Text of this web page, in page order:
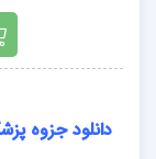
دانلود جزوه